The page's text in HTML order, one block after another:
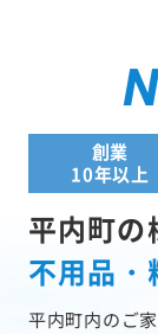
創業
10年以上
平内町の
不用品・
平内町内のご